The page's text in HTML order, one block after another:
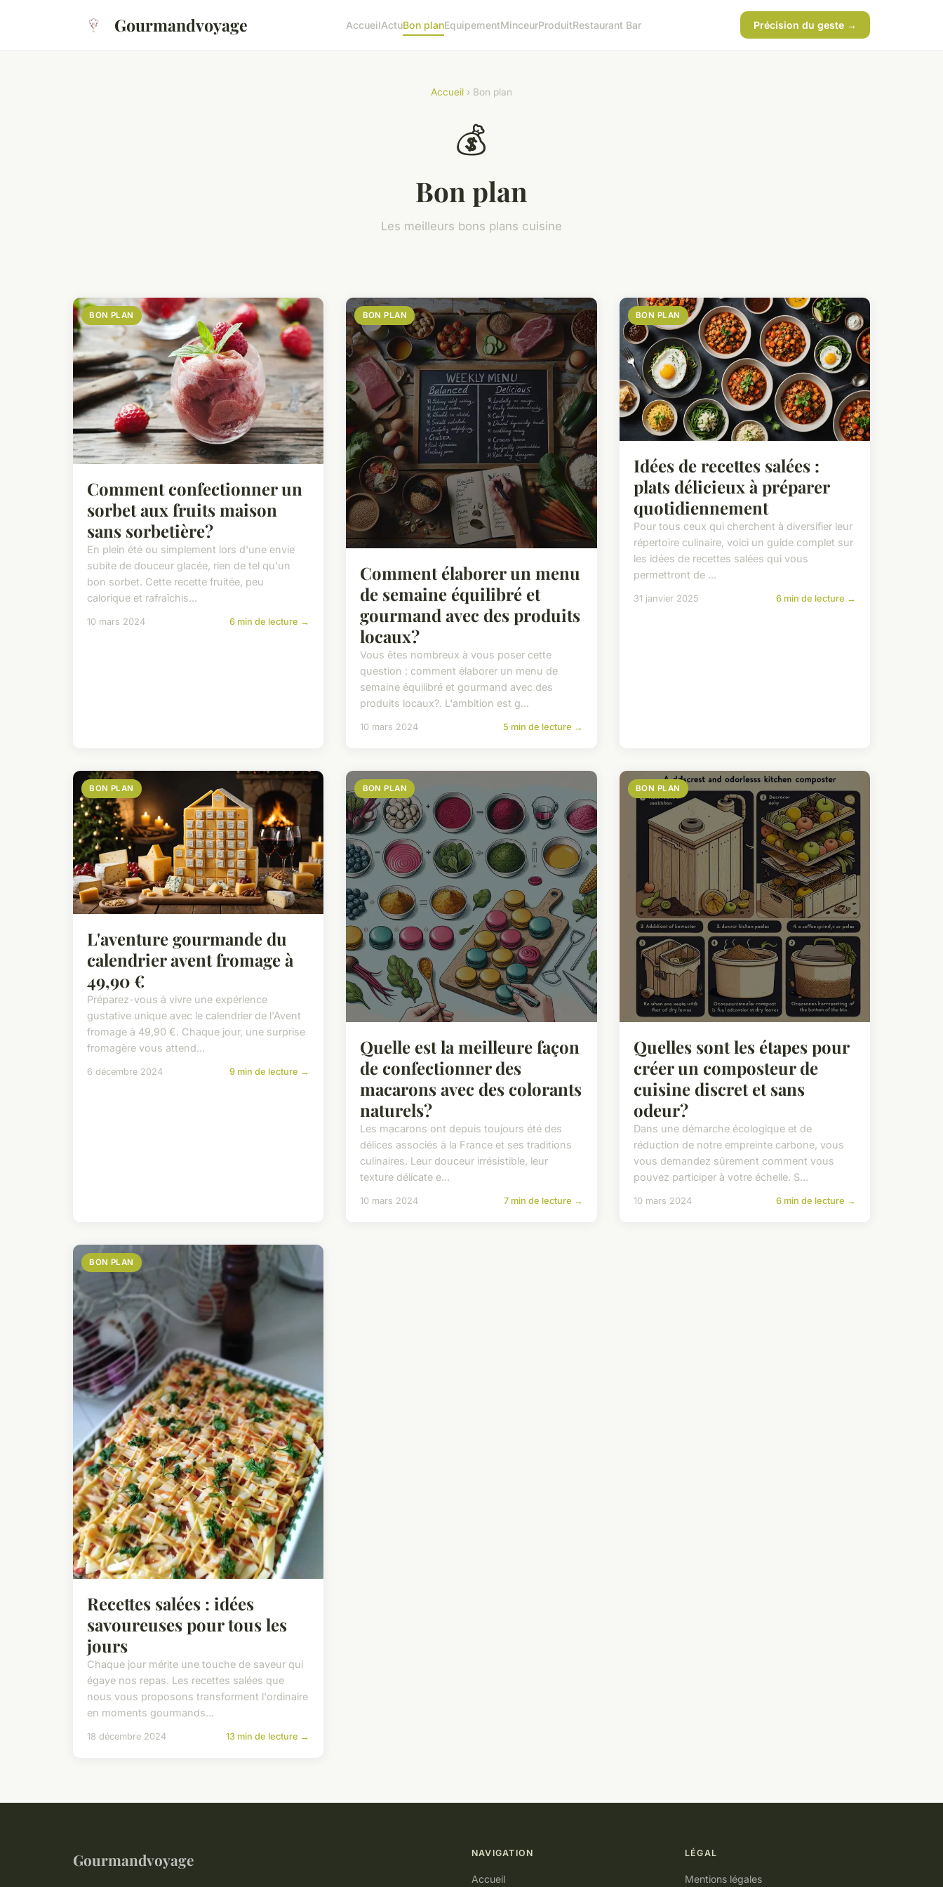
Gourmandvoyage AccueilActuBon planEquipementMinceurProduitRestaurant Bar Précision du geste →
Accueil › Bon plan
💰
Bon plan
Les meilleurs bons plans cuisine
BON PLAN
Comment confectionner un
sorbet aux fruits maison
sans sorbetière?
En plein été ou simplement lors d'une envie
subite de douceur glacée, rien de tel qu'un
bon sorbet. Cette recette fruitée, peu
calorique et rafraîchis...
10 mars 2024 6 min de lecture →
BON PLAN
Comment élaborer un menu
de semaine équilibré et
gourmand avec des produits
locaux?
Vous êtes nombreux à vous poser cette
question : comment élaborer un menu de
semaine équilibré et gourmand avec des
produits locaux?. L'ambition est g...
10 mars 2024 5 min de lecture →
BON PLAN
Idées de recettes salées :
plats délicieux à préparer
quotidiennement
Pour tous ceux qui cherchent à diversifier leur
répertoire culinaire, voici un guide complet sur
les idées de recettes salées qui vous
permettront de ...
31 janvier 2025 6 min de lecture →
BON PLAN
L'aventure gourmande du
calendrier avent fromage à
49,90 €
Préparez-vous à vivre une expérience
gustative unique avec le calendrier de l'Avent
fromage à 49,90 €. Chaque jour, une surprise
fromagère vous attend...
6 décembre 2024 9 min de lecture →
BON PLAN
Quelle est la meilleure façon
de confectionner des
macarons avec des colorants
naturels?
Les macarons ont depuis toujours été des
délices associés à la France et ses traditions
culinaires. Leur douceur irrésistible, leur
texture délicate e...
10 mars 2024 7 min de lecture →
BON PLAN
Quelles sont les étapes pour
créer un composteur de
cuisine discret et sans
odeur?
Dans une démarche écologique et de
réduction de notre empreinte carbone, vous
vous demandez sûrement comment vous
pouvez participer à votre échelle. S...
10 mars 2024 6 min de lecture →
BON PLAN
Recettes salées : idées
savoureuses pour tous les
jours
Chaque jour mérite une touche de saveur qui
égaye nos repas. Les recettes salées que
nous vous proposons transforment l'ordinaire
en moments gourmands...
18 décembre 2024 13 min de lecture →
Gourmandvoyage NAVIGATION
Accueil
LÉGAL
Mentions légales